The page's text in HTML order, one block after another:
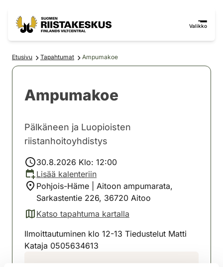
Valikko
Etusivu Tapahtumat Ampumakoe
Ampumakoe
Pälkäneen ja Luopioisten
riistanhoitoyhdistys
30.8.2026 Klo: 12:00
Lisää kalenteriin
Pohjois-Häme | Aitoon ampumarata,
Sarkastentie 226, 36720 Aitoo
Katso tapahtuma kartalla
(avautuu uuteen välilehteen)
Ilmoittautuminen klo 12-13 Tiedustelut Matti
Kataja 0505634613